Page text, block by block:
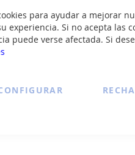
para ayudar a mejorar
experiencia. Si no acepta las
puede verse afectada. Si